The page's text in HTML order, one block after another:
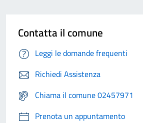
Contatta il comune
Leggi le domande frequenti
Richiedi Assistenza
Chiama il comune 02457971
Prenota un appuntamento